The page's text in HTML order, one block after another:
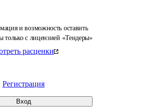
и возможность оставить
только с лицензией «Тендеры»
расценки
Регистрация
Вход